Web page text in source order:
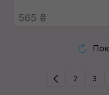
565 ₴
2 3